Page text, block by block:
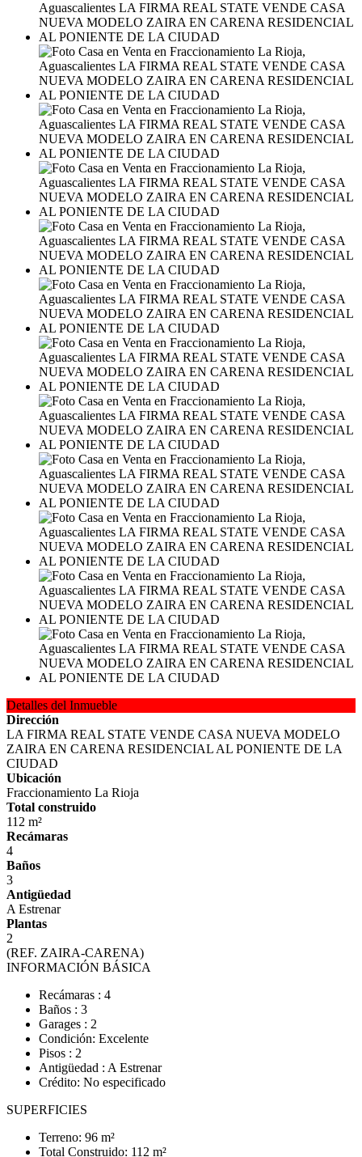
Detalles del Inmueble
Dirección
LA FIRMA REAL STATE VENDE CASA NUEVA MODELO
ZAIRA EN CARENA RESIDENCIAL AL PONIENTE DE LA
CIUDAD
Ubicación
Fraccionamiento La Rioja
Total construido
112 m²
Recámaras
4
Baños
3
Antigüedad
A Estrenar
Plantas
2
(REF. ZAIRA-CARENA)
INFORMACIÓN BÁSICA
Recámaras : 4
Baños : 3
Garages : 2
Condición: Excelente
Pisos : 2
Antigüedad : A Estrenar
Crédito: No especificado
SUPERFICIES
Terreno: 96 m²
Total Construido: 112 m²